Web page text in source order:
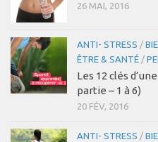
Régime Paléo
Régime Sans Gluten
Régime Végétarien
Mincir au Féminin / au
Coaching
26 MAI, 2016
ANTI- STRESS /
ÊTRE & SANTÉ /
Les 12 clés
partie – 1 à 6)
20 FÉV, 2016
ANTI- STRESS /